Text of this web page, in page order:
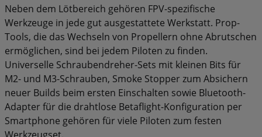
Neben dem Lötbereich gehören FPV-spezifische
Werkzeuge in jede gut ausgestattete Werkstatt. Prop-
Tools, die das Wechseln von Propellern ohne Abrutschen
ermöglichen, sind bei jedem Piloten zu finden.
Universelle Schraubendreher-Sets mit kleinen Bits für
M2- und M3-Schrauben, Smoke Stopper zum Absichern
neuer Builds beim ersten Einschalten sowie Bluetooth-
Adapter für die drahtlose Betaflight-Konfiguration per
Smartphone gehören für viele Piloten zum festen